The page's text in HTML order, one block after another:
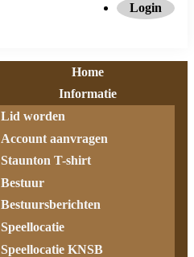
Login
Home
Informatie
Lid worden
Account aanvragen
Staunton T-shirt
Bestuur
Bestuursberichten
Speellocatie
Speellocatie KNSB